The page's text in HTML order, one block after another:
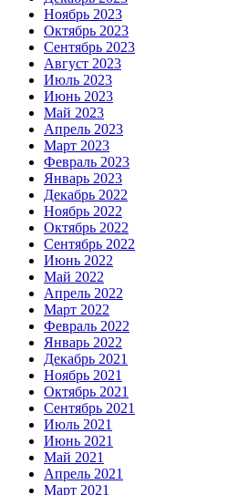
Ноябрь 2023
Октябрь 2023
Сентябрь 2023
Август 2023
Июль 2023
Июнь 2023
Май 2023
Апрель 2023
Март 2023
Февраль 2023
Январь 2023
Декабрь 2022
Ноябрь 2022
Октябрь 2022
Сентябрь 2022
Июнь 2022
Май 2022
Апрель 2022
Март 2022
Февраль 2022
Январь 2022
Декабрь 2021
Ноябрь 2021
Октябрь 2021
Сентябрь 2021
Июль 2021
Июнь 2021
Май 2021
Апрель 2021
Март 2021